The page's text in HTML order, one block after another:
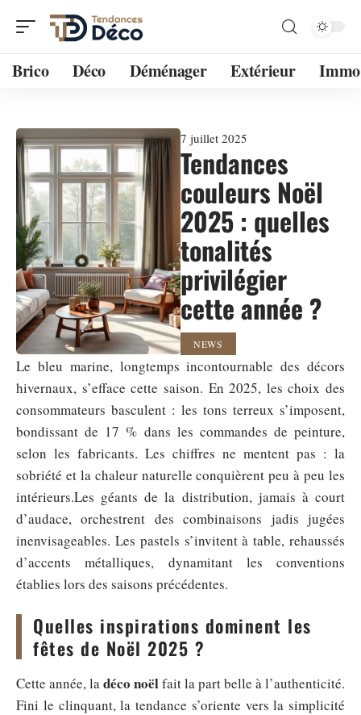
Brico Déco Déménager Extérieur Immo
7 juillet 2025
Tendances
couleurs Noël
2025 : quelles
tonalités
privilégier
cette année ?
NEWS
Le bleu marine, longtemps incontournable des décors
hivernaux, s’efface cette saison. En 2025, les choix des
consommateurs basculent : les tons terreux s’imposent,
bondissant de 17 % dans les commandes de peinture,
selon les fabricants. Les chiffres ne mentent pas : la
sobriété et la chaleur naturelle conquièrent peu à peu les
intérieurs.Les géants de la distribution, jamais à court
d’audace, orchestrent des combinaisons jadis jugées
inenvisageables. Les pastels s’invitent à table, rehaussés
d’accents métalliques, dynamitant les conventions
établies lors des saisons précédentes.
Quelles inspirations dominent les
fêtes de Noël 2025 ?
Cette année, ladéco noëlfait la part belle à l’authenticité.
Fini le clinquant, la tendance s’oriente vers la simplicité